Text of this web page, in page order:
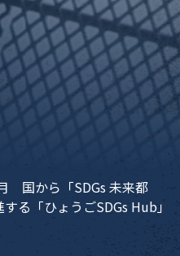
国から「SDGs 未来都
る「ひょうごSDGs Hub」